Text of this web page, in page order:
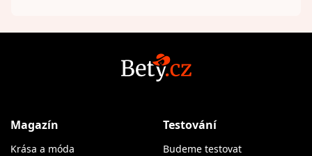
Magazín
Krása a móda
Testování
Budeme testovat